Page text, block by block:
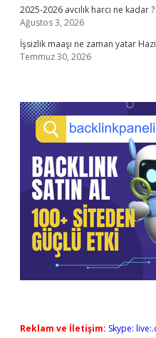
2025-2026 avcılık harcı ne kadar ?
Ağustos 3, 2026
İşsizlik maaşı ne zaman yatar
Temmuz 30, 2026
Reklam ve İletişim: Skype: